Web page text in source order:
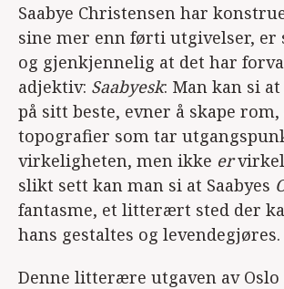
Saabye Christensen har
sine mer enn førti utgivelser, er
og gjenkjennelig at det har
adjektiv: Saabyesk: Man kan si
på sitt beste, evner å skape
topografier som tar
virkeligheten, men ikke er
slikt sett kan man si at Saabyes
fantasme, et litterært sted der
hans gestaltes og levendegjøres.
Denne litterære utgaven av